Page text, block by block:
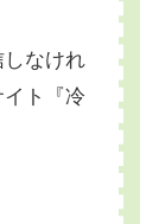
なけれ
ト『冷